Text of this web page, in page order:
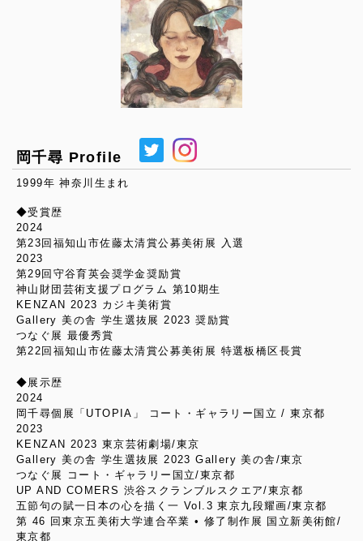
岡千尋 Profile
1999年 神奈川生まれ
◆受賞歴
2024
第23回福知山市佐藤太清賞公募美術展 入選
2023
第29回守谷育英会奨学金奨励賞
神山財団芸術支援プログラム 第10期生
KENZAN 2023 カジキ美術賞
Gallery 美の舎 学生選抜展 2023 奨励賞
つなぐ展 最優秀賞
第22回福知山市佐藤太清賞公募美術展 特選板橋区長賞
◆展示歴
2024
岡千尋個展「UTOPIA」 コート・ギャラリー国立 / 東京都
2023
KENZAN 2023 東京芸術劇場/東京
Gallery 美の舎 学生選抜展 2023 Gallery 美の舎/東京
つなぐ展 コート・ギャラリー国立/東京都
UP AND COMERS 渋谷スクランブルスクエア/東京都
五節句の賦一日本の心を描く一 Vol.3 東京九段耀画/東京都
第 46 回東京五美術大学連合卒業 • 修了制作展 国立新美術館/
東京都